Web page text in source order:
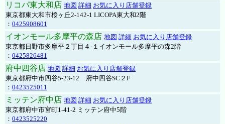
リコパ東大和店 地図 詳細 お気に入り店舗登録
東京都東大和市桜ヶ丘2-142-1 LICOPA東大和2階
： 0425908601
イオンモール多摩平の森店 地図 詳細 お気に入り店舗登録
東京都日野市多摩平２丁目４-１イオンモール多摩平の森2階
： 0425826481
府中四谷店 地図 詳細 お気に入り店舗登録
東京都府中市四谷5-23-12 府中四谷SC２F
： 0423525011
ミッテン府中店 地図 詳細 お気に入り店舗登録
東京都府中市宮町1-41-2 ミッテン府中5階
： 0423525220